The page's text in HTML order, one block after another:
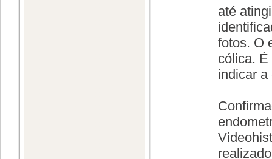
até
fotos. O
cólica. É
indicar a